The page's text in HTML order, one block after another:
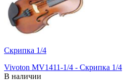
Скрипка 1/4
Vivoton MV1411-1/4 - Скрипка 1/4
В наличии